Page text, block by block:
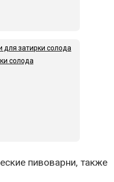
солода
пивоварни, также